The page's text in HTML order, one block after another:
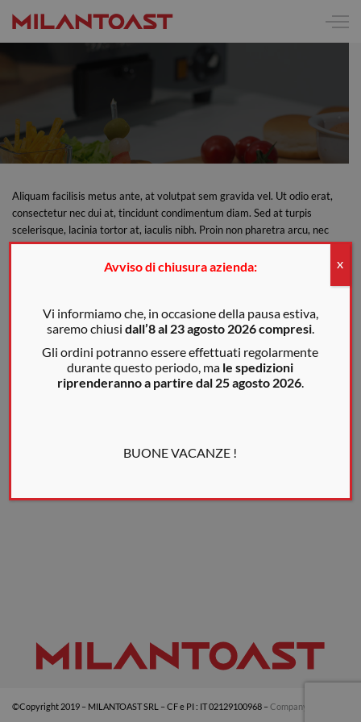
Aliquam facilisis metus ante, at volutpat sem gravida vel. Ut odio erat,
consectetur nec dui at, tincidunt condimentum diam. Sed at turpis
scelerisque, lacinia tortor at, iaculis nibh. Proin non pharetra arcu, nec
dignissim sapien. Nam non auctor dolor. Vivamus nec justo nibh. Donec
in nibh rutrum, commodo augue non, mollis ipsum. Maecenas auctor eu
©Copyright 2019 – MILANTOAST SRL – CF e PI : IT 02129100968 –Company info
Avviso di chiusura azienda:
Vi informiamo che, in occasione della pausa estiva,
saremo chiusi dall’8 al 23 agosto 2026 compresi.
Gli ordini potranno essere effettuati regolarmente
durante questo periodo, ma le spedizioni
riprenderanno a partire dal 25 agosto 2026.
BUONE VACANZE !
X